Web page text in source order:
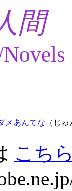
間
メあんてな （じ
こち